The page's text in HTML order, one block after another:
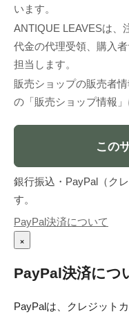
います。
ANTIQUE LEAVESは、
代金の代理受領、購入
担当します。
販売ショップの販売者
の「販売ショップ情報」
この
銀行振込・PayPal（ク
す。
PayPal決済について
×
PayPal決済につ
PayPalは、クレジット